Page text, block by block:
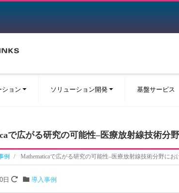
ション ソリューション開発 基盤サービス
で広がる研究の可能性–医療放射線技術分
例 Mathematicaで広がる研究の可能性–医療放射線技術分野にお
日 導入事例